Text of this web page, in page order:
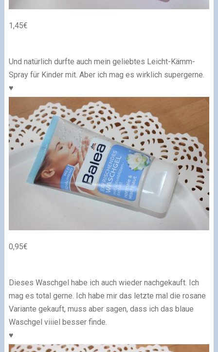
1,45€
Und natürlich durfte auch mein geliebtes Leicht-Kämm-
Spray für Kinder mit. Aber ich mag es wirklich supergerne.
♥
0,95€
Dieses Waschgel habe ich auch wieder nachgekauft. Ich
mag es total gerne. Ich habe mir das letzte mal die rosane
Variante gekauft, muss aber sagen, dass ich das blaue
Waschgel viiiel besser finde.
♥